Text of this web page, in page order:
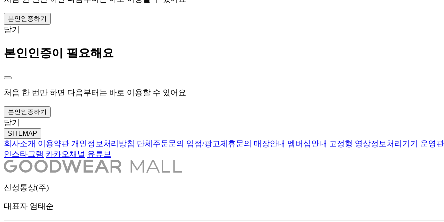
본인인증하기
닫기
본인인증이 필요해요
처음 한 번만 하면 다음부터는 바로 이용할 수 있어요
본인인증하기
닫기
SITEMAP
회사소개 이용약관 개인정보처리방침 단체주문문의 입점/광고제휴문의 매장안내 멤버십안내 고정형 영상정보처리기기 운영
인스타그램 카카오채널 유튜브
신성통상(주)
대표자 염태순